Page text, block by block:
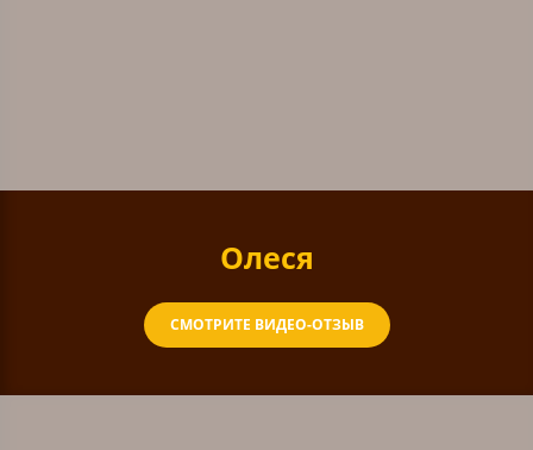
Олеся
СМОТРИТЕ ВИДЕО-ОТЗЫВ